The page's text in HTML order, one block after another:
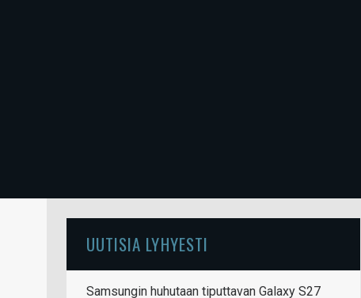
UUTISIA LYHYESTI
Samsungin huhutaan tiputtavan Galaxy S27